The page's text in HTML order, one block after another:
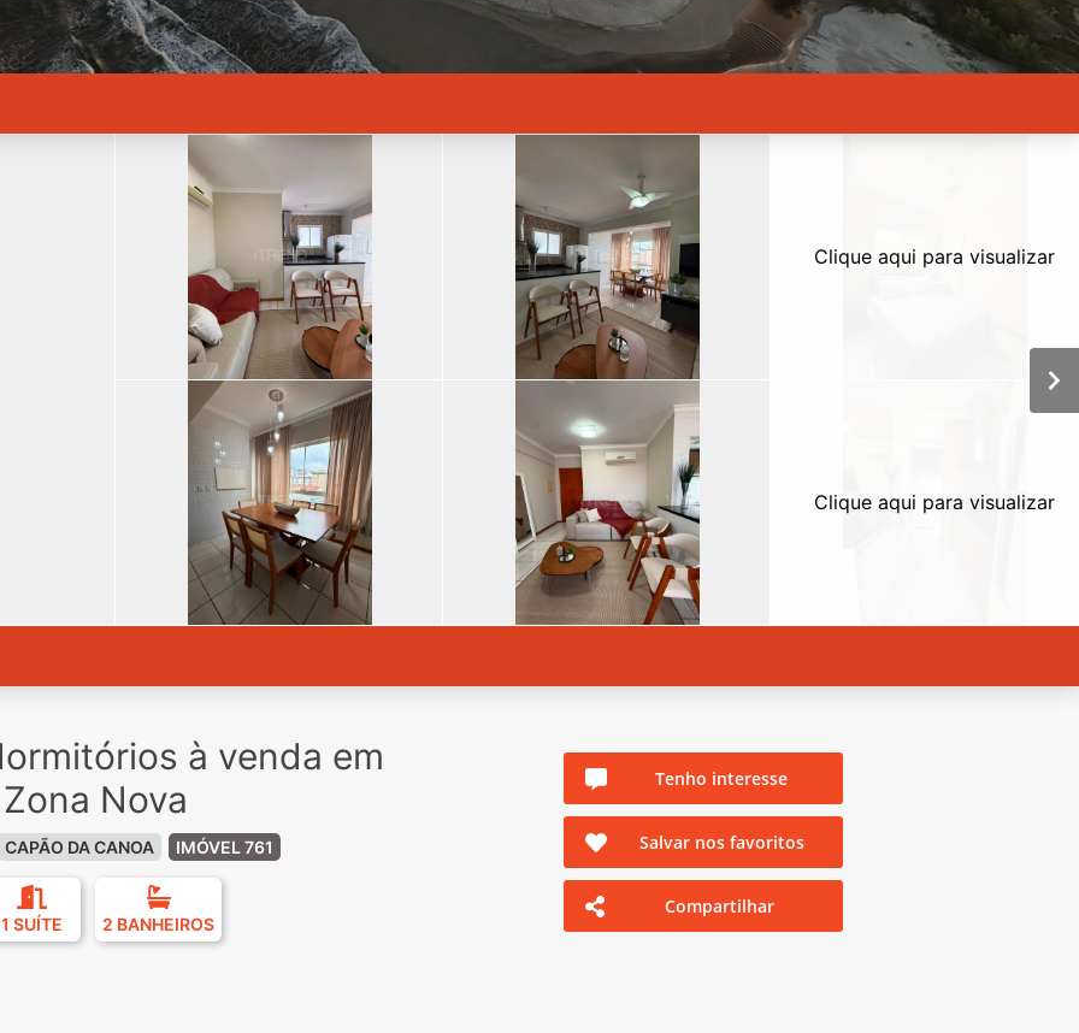
Clique aqui para visualizar
Clique aqui para visualizar
à venda em
Nova
CAPÃO DA CANOA IMÓVEL 761
1 SUÍTE 2 BANHEIROS
Tenho interesse
Salvar nos favoritos
Compartilhar